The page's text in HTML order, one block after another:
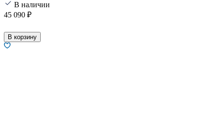
В наличии
45 090 ₽
В корзину